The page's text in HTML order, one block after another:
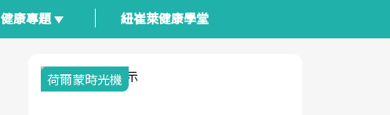
健康專題 紐崔萊健康學堂
荷爾蒙時光機